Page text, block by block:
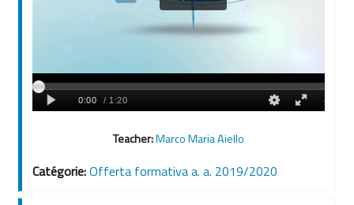
Teacher:Marco Maria Aiello
Catégorie:Offerta formativa a. a. 2019/2020